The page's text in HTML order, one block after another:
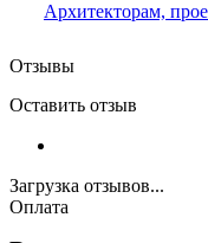
Архитекторам,
Отзывы
Оставить отзыв
Загрузка отзывов...
Оплата